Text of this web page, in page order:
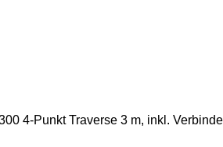
4-Punkt Traverse 3 m, inkl.